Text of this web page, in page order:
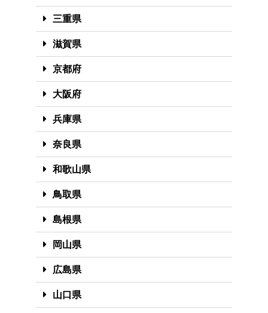
三重県
滋賀県
京都府
大阪府
兵庫県
奈良県
和歌山県
鳥取県
島根県
岡山県
広島県
山口県